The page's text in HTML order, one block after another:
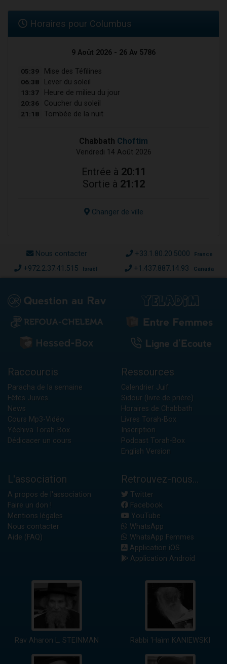
Horaires pour Columbus
9 Août 2026 - 26 Av 5786
05:39 Mise des Téfilines
06:38 Lever du soleil
13:37 Heure de milieu du jour
20:36 Coucher du soleil
21:18 Tombée de la nuit
Chabbath Choftim
Vendredi 14 Août 2026
Entrée à 20:11
Sortie à 21:12
Changer de ville
Nous contacter +33.1.80.20.5000 France
+972.2.37.41.515 Israël +1.437.887.14.93 Canada
Raccourcis
Paracha de la semaine
Fêtes Juives
News
Cours Mp3-Vidéo
Yéchiva Torah-Box
Dédicacer un cours
Ressources
Calendrier Juif
Sidour (livre de prière)
Horaires de Chabbath
Livres Torah-Box
Inscription
Podcast Torah-Box
English Version
L'association
A propos de l'association
Faire un don !
Mentions légales
Nous contacter
Aide (FAQ)
Retrouvez-nous...
Twitter
Facebook
YouTube
WhatsApp
WhatsApp Femmes
Application iOS
Application Android
Rav Aharon L. STEINMAN Rabbi 'Haïm KANIEWSKI